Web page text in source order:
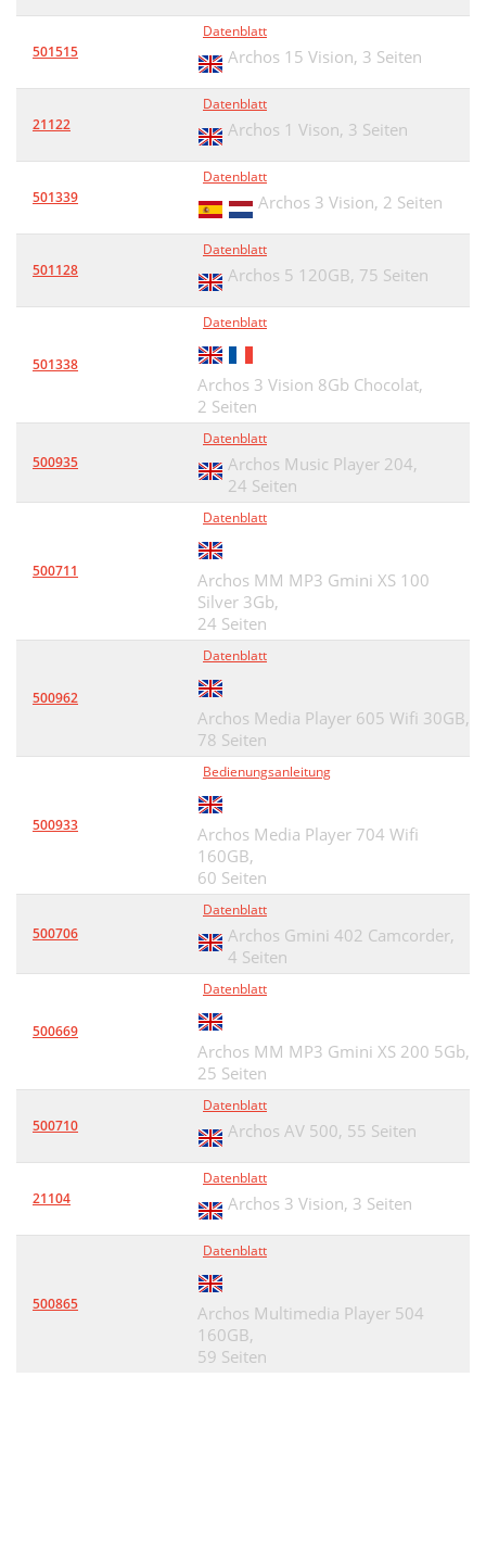
501515
Datenblatt
Archos 15 Vision, 3 Seiten
21122
Datenblatt
Archos 1 Vison, 3 Seiten
501339
Datenblatt
Archos 3 Vision, 2 Seiten
501128
Datenblatt
Archos 5 120GB, 75 Seiten
501338
Datenblatt
Archos 3 Vision 8Gb Chocolat,
2 Seiten
500935
Datenblatt
Archos Music Player 204,
24 Seiten
500711
Datenblatt
Archos MM MP3 Gmini XS 100
Silver 3Gb,
24 Seiten
500962
Datenblatt
Archos Media Player 605 Wifi 30GB,
78 Seiten
500933
Bedienungsanleitung
Archos Media Player 704 Wifi
160GB,
60 Seiten
500706
Datenblatt
Archos Gmini 402 Camcorder,
4 Seiten
500669
Datenblatt
Archos MM MP3 Gmini XS 200 5Gb,
25 Seiten
500710
Datenblatt
Archos AV 500, 55 Seiten
21104
Datenblatt
Archos 3 Vision, 3 Seiten
500865
Datenblatt
Archos Multimedia Player 504
160GB,
59 Seiten